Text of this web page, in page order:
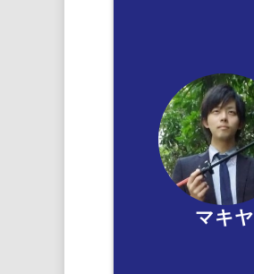
マキヤ